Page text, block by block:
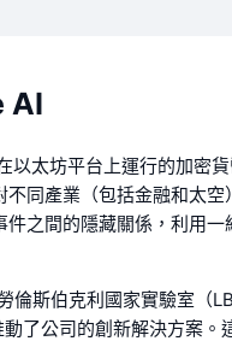
AI
以太坊平台上運行的加密
同產業（包括金融和太
之間的隱藏關係，利用
倫斯伯克利國家實驗室（
了公司的創新解決方案。